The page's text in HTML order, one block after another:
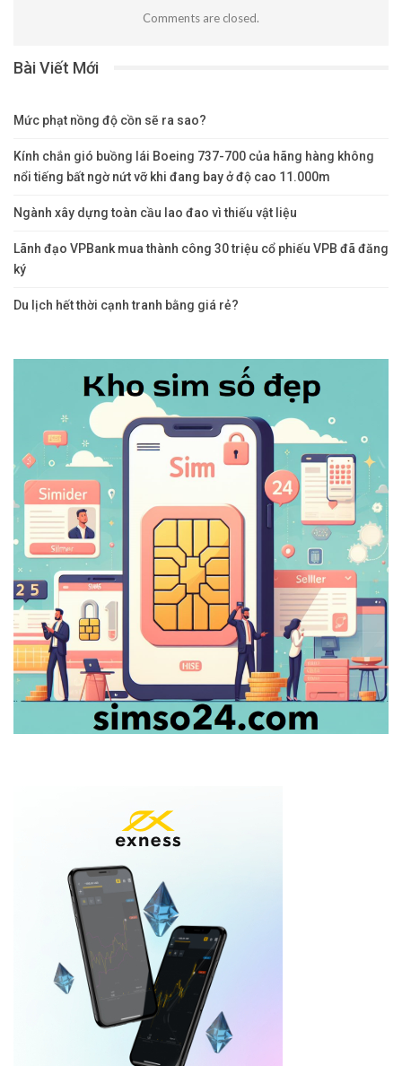
Comments are closed.
Bài Viết Mới
Mức phạt nồng độ cồn sẽ ra sao?
Kính chắn gió buồng lái Boeing 737-700 của hãng hàng không
nổi tiếng bất ngờ nứt vỡ khi đang bay ở độ cao 11.000m
Ngành xây dựng toàn cầu lao đao vì thiếu vật liệu
Lãnh đạo VPBank mua thành công 30 triệu cổ phiếu VPB đã đăng
ký
Du lịch hết thời cạnh tranh bằng giá rẻ?